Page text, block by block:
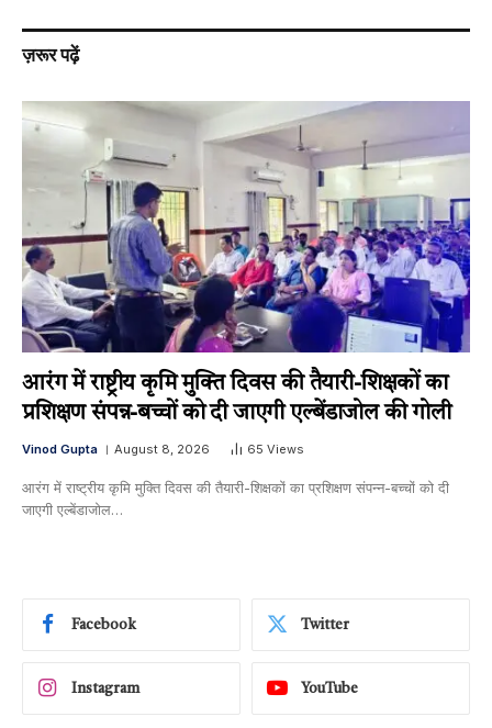
ज़रूर पढ़ें
आरंग में राष्ट्रीय कृमि मुक्ति दिवस की तैयारी-शिक्षकों का
प्रशिक्षण संपन्न-बच्चों को दी जाएगी एल्बेंडाजोल की गोली
Vinod Gupta August 8, 2026 65 Views
आरंग में राष्ट्रीय कृमि मुक्ति दिवस की तैयारी-शिक्षकों का प्रशिक्षण संपन्न-बच्चों को दी
जाएगी एल्बेंडाजोल…
Facebook Twitter
Instagram YouTube